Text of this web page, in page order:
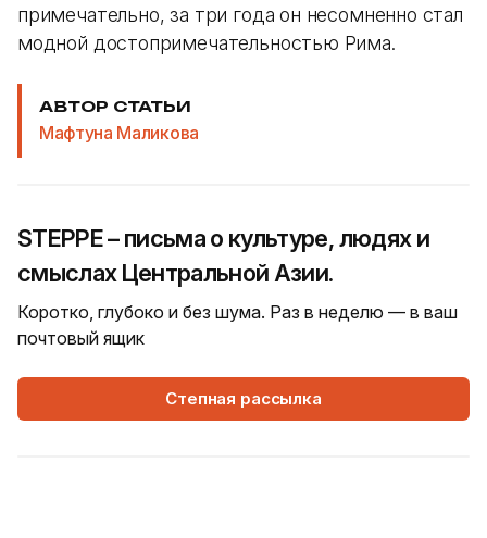
примечательно, за три года он несомненно стал
модной достопримечательностью Рима.
АВТОР СТАТЬИ
Мафтуна Маликова
STEPPE – письма о культуре, людях и
смыслах Центральной Азии.
Коротко, глубоко и без шума. Раз в неделю — в ваш
почтовый ящик
Степная рассылка